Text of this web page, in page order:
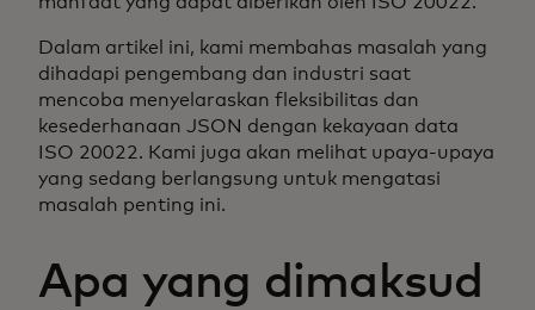
Dalam artikel ini, kami membahas masalah yang
dihadapi pengembang dan industri saat
mencoba menyelaraskan fleksibilitas dan
kesederhanaan JSON dengan kekayaan data
ISO 20022. Kami juga akan melihat upaya-upaya
yang sedang berlangsung untuk mengatasi
masalah penting ini.
Apa yang dimaksud